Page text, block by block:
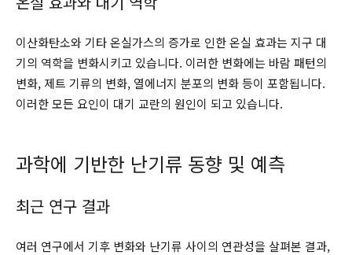
이산화탄소와 기타 온실가스의 증가로 인한 온실 효과는 지구 대
기의 역학을 변화시키고 있습니다. 이러한 변화에는 바람 패턴의
변화, 제트 기류의 변화, 열에너지 분포의 변화 등이 포함됩니다.
이러한 모든 요인이 대기 교란의 원인이 되고 있습니다.
과학에 기반한 난기류 동향 및 예측
최근 연구 결과
여러 연구에서 기후 변화와 난기류 사이의 연관성을 살펴본 결과,